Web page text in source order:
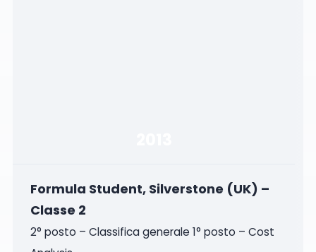
Formula Student, Silverstone (UK) –
Classe 2
2° posto – Classifica generale 1° posto – Cost